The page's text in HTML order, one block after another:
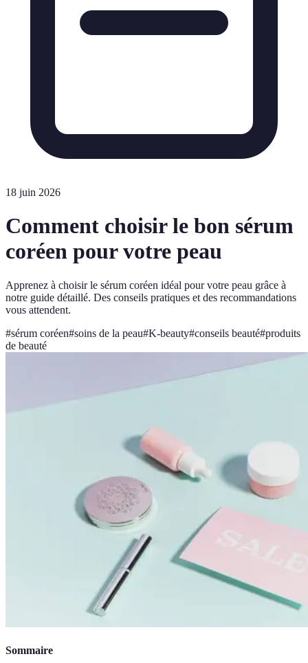
18 juin 2026
Comment choisir le bon sérum
coréen pour votre peau
Apprenez à choisir le sérum coréen idéal pour votre peau grâce à
notre guide détaillé. Des conseils pratiques et des recommandations
vous attendent.
#sérum coréen#soins de la peau#K-beauty#conseils beauté#produits
de beauté
Sommaire